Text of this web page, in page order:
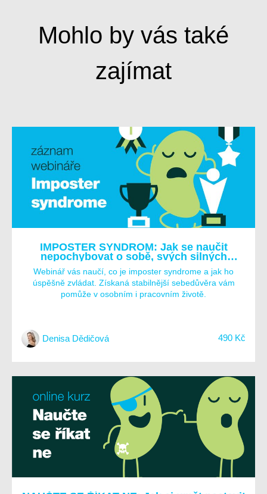
Mohlo by vás také
zajímat
IMPOSTER SYNDROM: Jak se naučit
nepochybovat o sobě, svých silných
stránkách a úspěších?
Webinář vás naučí, co je imposter syndrome a jak ho
úspěšně zvládat. Získaná stabilnější sebedůvěra vám
pomůže v osobním i pracovním životě.
Denisa Dědičová 490 Kč